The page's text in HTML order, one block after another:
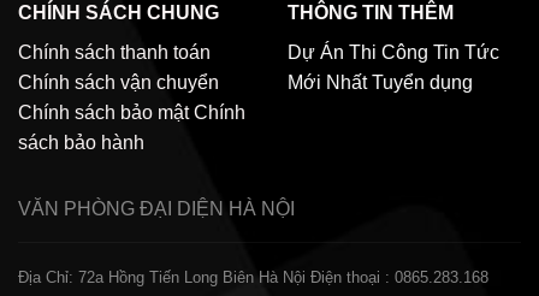
CHÍNH SÁCH CHUNG
Chính sách thanh toán
Chính sách vận chuyển
Chính sách bảo mật Chính
sách bảo hành
THÔNG TIN THÊM
Dự Án Thi Công Tin Tức
Mới Nhất Tuyển dụng
VĂN PHÒNG ĐẠI DIỆN HÀ NỘI
Địa Chỉ: 72a Hồng Tiến Long Biên Hà Nội Điện thoại : 0865.283.168